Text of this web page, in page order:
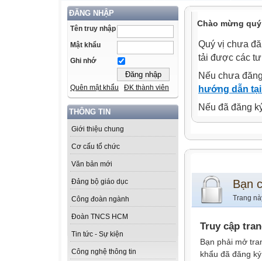
ĐĂNG NHẬP
Tên truy nhập
Mật khẩu
Ghi nhớ
Quên mật khẩu ĐK thành viên
THÔNG TIN
Giới thiệu chung
Cơ cấu tổ chức
Văn bản mới
Đảng bộ giáo dục
Công đoàn ngành
Đoàn TNCS HCM
Tin tức - Sự kiện
Công nghệ thông tin
Chào mừng
Quý vị chưa
tải được các
Nếu chưa
hướng dẫn
Nếu đã đăng
Bạn
Trang
Truy cập
Bạn phải mở
khẩu đã đăng